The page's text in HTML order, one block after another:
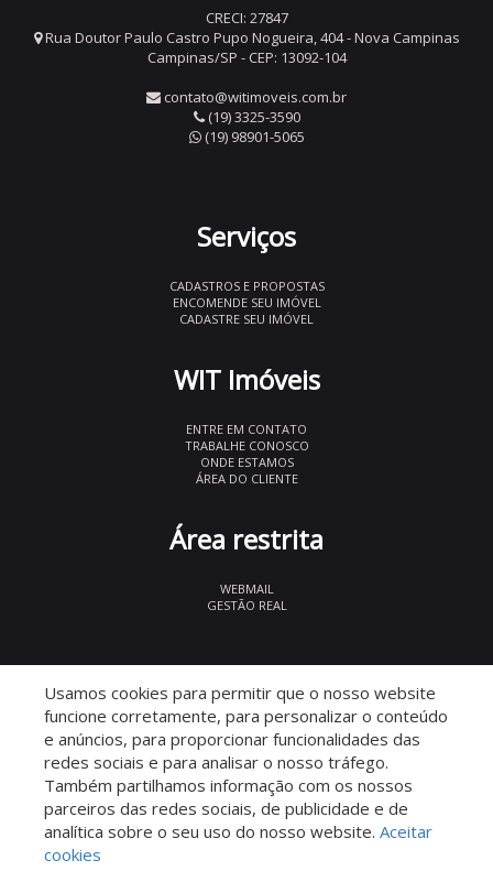
CRECI: 27847
Rua Doutor Paulo Castro Pupo Nogueira, 404 - Nova Campinas
Campinas/SP - CEP: 13092-104
contato@witimoveis.com.br
(19) 3325-3590
(19) 98901-5065
Serviços
CADASTROS E PROPOSTAS
ENCOMENDE SEU IMÓVEL
CADASTRE SEU IMÓVEL
WIT Imóveis
ENTRE EM CONTATO
TRABALHE CONOSCO
ONDE ESTAMOS
ÁREA DO CLIENTE
Área restrita
WEBMAIL
GESTÃO REAL
Descomplicado por:
Usamos cookies para permitir que o nosso website
funcione corretamente, para personalizar o conteúdo
e anúncios, para proporcionar funcionalidades das
redes sociais e para analisar o nosso tráfego.
Também partilhamos informação com os nossos
parceiros das redes sociais, de publicidade e de
analítica sobre o seu uso do nosso website. Aceitar
cookies